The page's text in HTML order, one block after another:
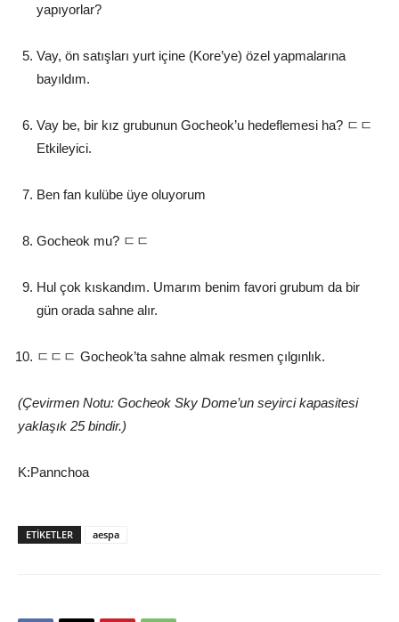
yapıyorlar?
Vay, ön satışları yurt içine (Kore’ye) özel yapmalarına
bayıldım.
Vay be, bir kız grubunun Gocheok’u hedeflemesi ha? ㄷㄷ
Etkileyici.
Ben fan kulübe üye oluyorum
Gocheok mu? ㄷㄷ
Hul çok kıskandım. Umarım benim favori grubum da bir
gün orada sahne alır.
ㄷㄷㄷ Gocheok’ta sahne almak resmen çılgınlık.
(Çevirmen Notu: Gocheok Sky Dome’un seyirci kapasitesi
yaklaşık 25 bindir.)
K:Pannchoa
ETIKETLER aespa